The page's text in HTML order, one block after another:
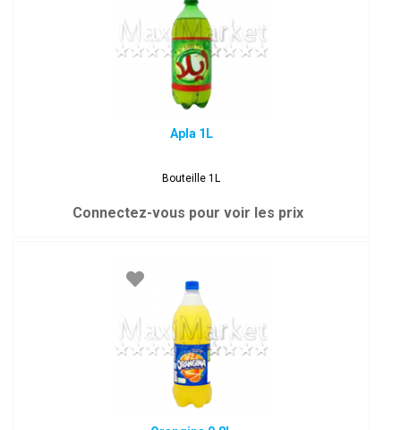
Apla 1L
Bouteille 1L
Connectez-vous pour voir les prix